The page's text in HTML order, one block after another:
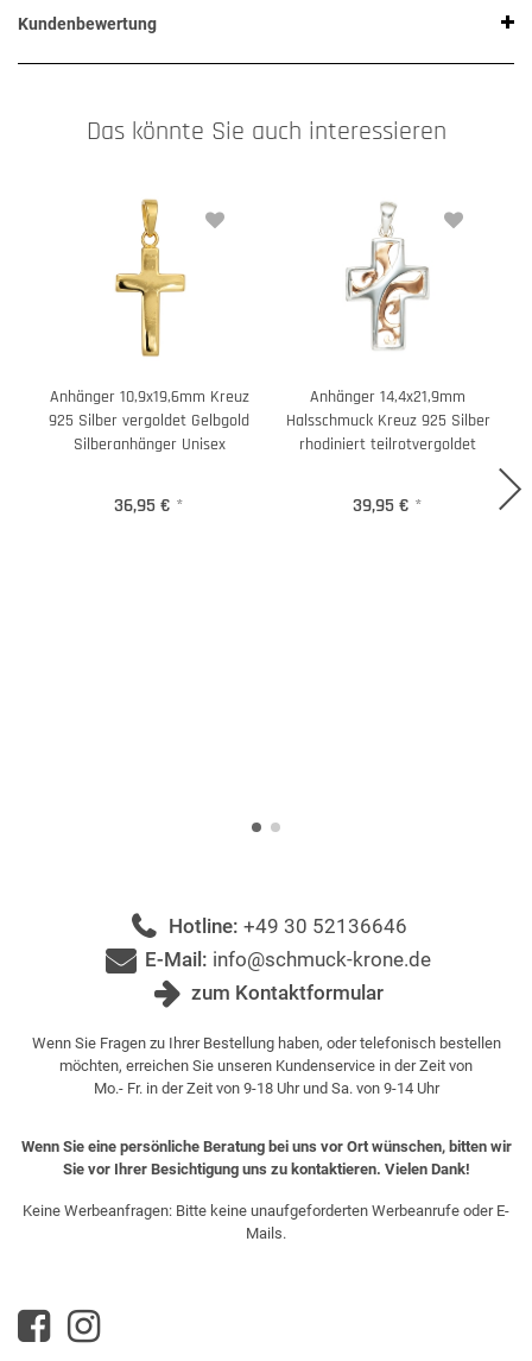
Kundenbewertung
Das könnte Sie auch interessieren
Anhänger 10,9x19,6mm Kreuz
925 Silber vergoldet Gelbgold
Silberanhänger Unisex
36,95 € *
Anhänger 14,4x21,9mm
Halsschmuck Kreuz 925 Silber
rhodiniert teilrotvergoldet
39,95 € *
Hotline: +49 30 52136646
E-Mail: info@schmuck-krone.de
zum Kontaktformular
Wenn Sie Fragen zu Ihrer Bestellung haben, oder telefonisch bestellen
möchten, erreichen Sie unseren Kundenservice in der Zeit von
Mo.- Fr. in der Zeit von 9-18 Uhr und Sa. von 9-14 Uhr
Wenn Sie eine persönliche Beratung bei uns vor Ort wünschen, bitten wir
Sie vor Ihrer Besichtigung uns zu kontaktieren. Vielen Dank!
Keine Werbeanfragen: Bitte keine unaufgeforderten Werbeanrufe oder E-
Mails.